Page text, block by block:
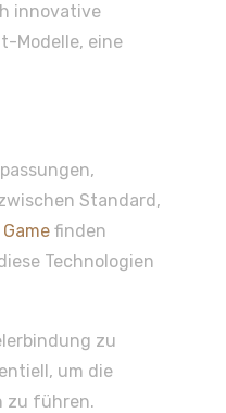
innovative
Modelle, eine
Standard,
finden
Technologien
zu
um die
zu führen.